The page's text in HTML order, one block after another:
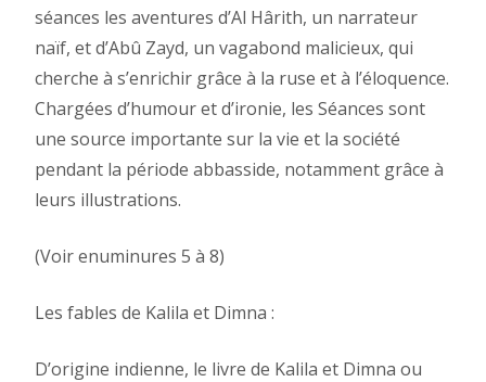
séances les aventures d’Al Hârith, un narrateur
naïf, et d’Abû Zayd, un vagabond malicieux, qui
cherche à s’enrichir grâce à la ruse et à l’éloquence.
Chargées d’humour et d’ironie, les Séances sont
une source importante sur la vie et la société
pendant la période abbasside, notamment grâce à
leurs illustrations.
(Voir enuminures 5 à 8)
Les fables de Kalila et Dimna :
D’origine indienne, le livre de Kalila et Dimna ou